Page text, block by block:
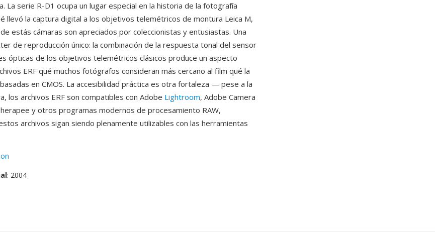
La serie R-D1 ocupa un lugar especial en la historia de la fotografía
llevó la captura digital a los objetivos telemétricos de montura Leica M,
estás cámaras son apreciados por coleccionistas y entusiastas. Una
de reproducción único: la combinación de la respuesta tonal del sensor
ópticas de los objetivos telemétricos clásicos produce un aspecto
ERF qué muchos fotógrafos consideran más cercano al film qué la
en CMOS. La accesibilidad práctica es otra fortaleza — pese a la
los archivos ERF son compatibles con Adobe Lightroom, Adobe Camera
y otros programas modernos de procesamiento RAW,
archivos sigan siendo plenamente utilizables con las herramientas
: 2004